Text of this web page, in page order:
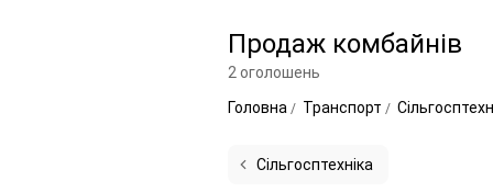
Продаж комбайнів
2 оголошень
Головна
Транспорт
Сільгосптехніка